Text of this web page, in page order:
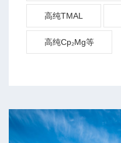
高纯TMAL
高纯Cp₂Mg等